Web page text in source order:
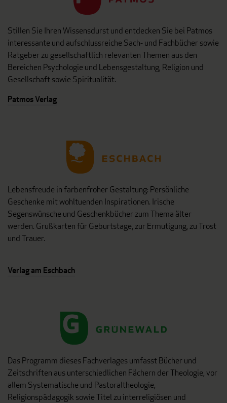
Stillen Sie Ihren Wissensdurst und entdecken Sie bei Patmos
interessante und aufschlussreiche Sach- und Fachbücher sowie
Ratgeber zu gesellschaftlich relevanten Themen aus den
Bereichen Psychologie und Lebensgestaltung, Religion und
Gesellschaft sowie Spiritualität.
Patmos Verlag
Lebensfreude in farbenfroher Gestaltung: Persönliche
Geschenke mit wohltuenden Inspirationen. Irische
Segenswünsche und Geschenkbücher zum Thema älter
werden. Grußkarten für Geburtstage, zur Ermutigung, zu Trost
und Trauer.
Verlag am Eschbach
Das Programm dieses Fachverlages umfasst Bücher und
Zeitschriften aus unterschiedlichen Fächern der Theologie, vor
allem Systematische und Pastoraltheologie,
Religionspädagogik sowie Titel zu interreligiösen und